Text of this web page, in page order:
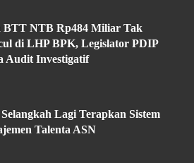
BTT NTB Rp484 Miliar Tak
di LHP BPK, Legislator PDIP
Audit Investigatif
Lagi Terapkan Sistem
Talenta ASN